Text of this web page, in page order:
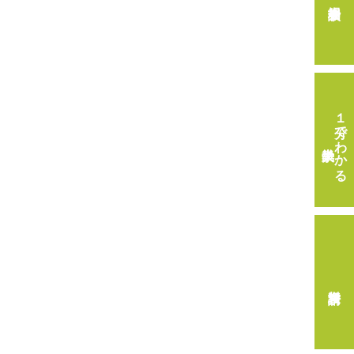
１分でわかる